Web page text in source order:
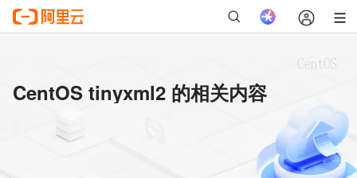
CentOS tinyxml2 的相关内容